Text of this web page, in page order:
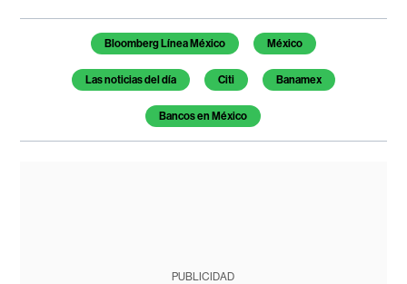
Temas de este artículo
Bloomberg Línea México México
Las noticias del día Citi Banamex
Bancos en México
PUBLICIDAD